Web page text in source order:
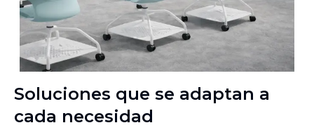
Soluciones que se adaptan a
cada necesidad